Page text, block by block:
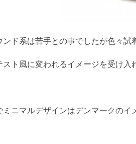
ンド系は苦手との事でしたが色々試
スト風に変われるイメージを受け入
ミニマルデザインはデンマークのイ